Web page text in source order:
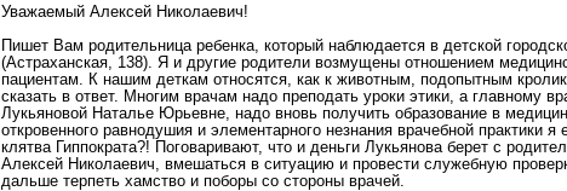
Уважаемый Алексей Николаевич!
Пишет Вам родительница ребенка, который наблюдается в детской
(Астраханская, 138). Я и другие родители возмущены отношением
пациентам. К нашим деткам относятся, как к животным, подопытным
сказать в ответ. Многим врачам надо преподать уроки этики, а главному
Лукьяновой Наталье Юрьевне, надо вновь получить образование в
откровенного равнодушия и элементарного незнания врачебной практики
клятва Гиппократа?! Поговаривают, что и деньги Лукьянова берет с
Алексей Николаевич, вмешаться в ситуацию и провести служебную
дальше терпеть хамство и поборы со стороны врачей.